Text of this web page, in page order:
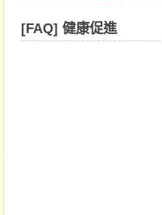
[FAQ] 健康促進